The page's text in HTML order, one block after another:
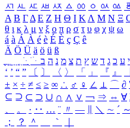
ㅺ ㅻ ㅼ ㅽ ㅾ ㅿ ㆀ ㆁ ㆂ ㆃ
Α Β ΓΔ Ε Ζ Η Θ Ι ΚΛ Μ Ν Ξ
θ ι κ λ μ ν ξ ο π ρ σ τ υ φ χ ψ ω
á à Á À é è É È ç Ç ê
Ä Ö Ü ä ö ü ß
ִֶֹ ֻּ ׁׂ י ע כ ג ד ש ץ ת צ מ נ ה ב
‘ ’ “ ” 〔 〕 〈 〉 「 」 『 』
± × ÷ ≠ ≤ ≥ ∞ ∴ ♂ ♀ ∠ ⊥ ⌒ ∂
⊆ ⊇ ⊂ ⊃ ∪ ∩ ∧ ∨ ￢ ⇒ ⇔ ∀
、
。 · ‥ … ¨ 〃 ― ＼ ∼ ´ ～
；
？ ＾ ｀